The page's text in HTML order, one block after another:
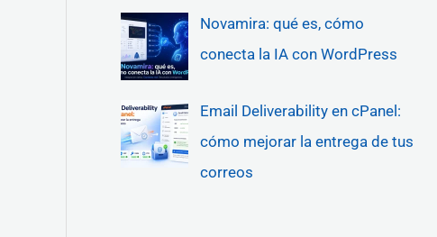
Novamira: qué es, cómo
conecta la IA con WordPress
Email Deliverability en cPanel:
cómo mejorar la entrega de tus
correos